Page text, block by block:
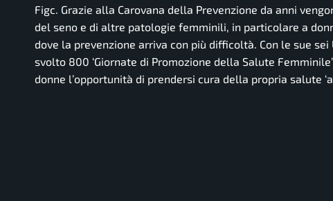
Figc. Grazie alla Carovana della Prevenzione da anni
del seno e di altre patologie femminili, in particolare a
dove la prevenzione arriva con più difficoltà. Con le sue
svolto 800 ‘Giornate di Promozione della Salute
donne l’opportunità di prendersi cura della propria salute ‘a